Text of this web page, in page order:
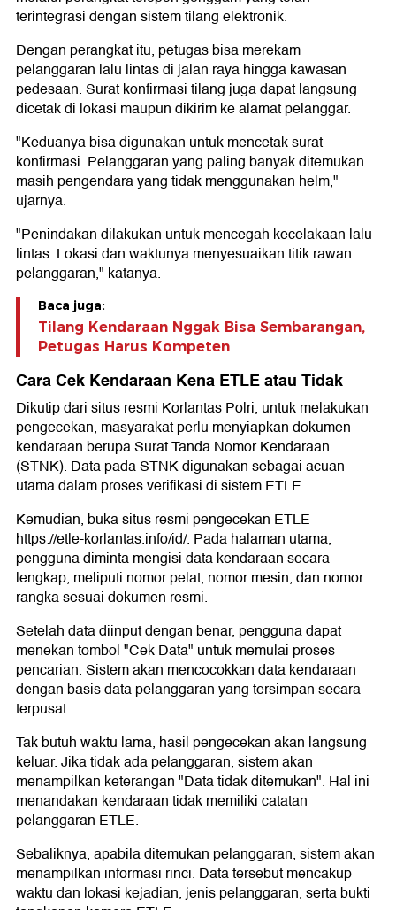
terintegrasi dengan sistem tilang elektronik.
Dengan perangkat itu, petugas bisa merekam
pelanggaran lalu lintas di jalan raya hingga kawasan
pedesaan. Surat konfirmasi tilang juga dapat langsung
dicetak di lokasi maupun dikirim ke alamat pelanggar.
"Keduanya bisa digunakan untuk mencetak surat
konfirmasi. Pelanggaran yang paling banyak ditemukan
masih pengendara yang tidak menggunakan helm,"
ujarnya.
"Penindakan dilakukan untuk mencegah kecelakaan lalu
lintas. Lokasi dan waktunya menyesuaikan titik rawan
pelanggaran," katanya.
Baca juga:
Tilang Kendaraan Nggak Bisa Sembarangan,
Petugas Harus Kompeten
Cara Cek Kendaraan Kena ETLE atau Tidak
Dikutip dari situs resmi Korlantas Polri, untuk melakukan
pengecekan, masyarakat perlu menyiapkan dokumen
kendaraan berupa Surat Tanda Nomor Kendaraan
(STNK). Data pada STNK digunakan sebagai acuan
utama dalam proses verifikasi di sistem ETLE.
Kemudian, buka situs resmi pengecekan ETLE
https://etle-korlantas.info/id/. Pada halaman utama,
pengguna diminta mengisi data kendaraan secara
lengkap, meliputi nomor pelat, nomor mesin, dan nomor
rangka sesuai dokumen resmi.
Setelah data diinput dengan benar, pengguna dapat
menekan tombol "Cek Data" untuk memulai proses
pencarian. Sistem akan mencocokkan data kendaraan
dengan basis data pelanggaran yang tersimpan secara
terpusat.
Tak butuh waktu lama, hasil pengecekan akan langsung
keluar. Jika tidak ada pelanggaran, sistem akan
menampilkan keterangan "Data tidak ditemukan". Hal ini
menandakan kendaraan tidak memiliki catatan
pelanggaran ETLE.
Sebaliknya, apabila ditemukan pelanggaran, sistem akan
menampilkan informasi rinci. Data tersebut mencakup
waktu dan lokasi kejadian, jenis pelanggaran, serta bukti